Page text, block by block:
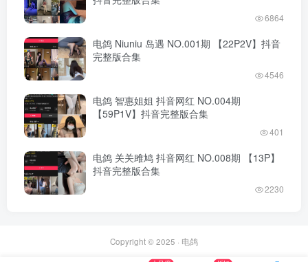
6864
电鸽 Niuniu 岛遇 NO.001期 【22P2V】抖音
完整版合集
4546
电鸽 智惠姐姐 抖音网红 NO.004期
【59P1V】抖音完整版合集
401
电鸽 关关雎鸠 抖音网红 NO.008期 【13P】
抖音完整版合集
2230
Copyright © 2025 · 电鸽